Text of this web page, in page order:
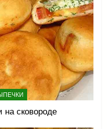
на сковороде